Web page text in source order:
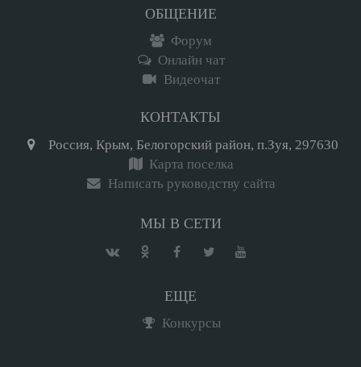
ОБЩЕНИЕ
Форум
Онлайн чат
Видеочат
КОНТАКТЫ
Россия, Крым, Белогорский район, п.Зуя, 297630
Карта поселка
Написать руководству сайта
МЫ В СЕТИ
ЕЩЕ
Конкурсы